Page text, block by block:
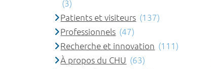
(3)
Patients et visiteurs (137)
Professionnels (47)
Recherche et innovation (111)
À propos du CHU (63)